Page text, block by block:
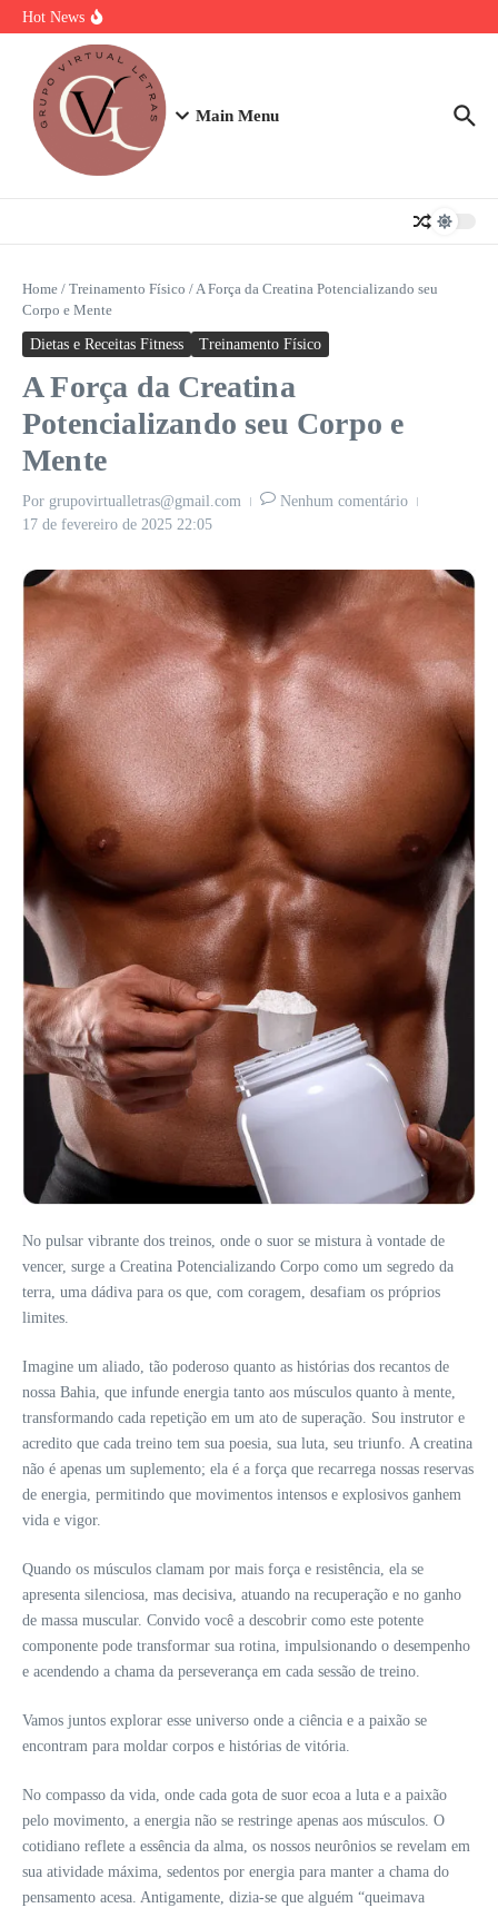
Ir para o conteúdo
Hot News
Strogonoff de frango light: A Receita Definitiva para Ganhar Massa
com Prazer
Plano de 7 Dias de Treino, Energia e Nutrição
Main Menu
Home / Treinamento Físico /A Força da Creatina Potencializando seu
Corpo e Mente
Dietas e Receitas Fitness Treinamento Físico
A Força da Creatina
Potencializando seu Corpo e
Mente
Por grupovirtualletras@gmail.com
Nenhum comentário
17 de fevereiro de 2025 22:05
No pulsar vibrante dos treinos, onde o suor se mistura à vontade de
vencer, surge a Creatina Potencializando Corpo como um segredo da
terra, uma dádiva para os que, com coragem, desafiam os próprios
limites.
Imagine um aliado, tão poderoso quanto as histórias dos recantos de
nossa Bahia, que infunde energia tanto aos músculos quanto à mente,
transformando cada repetição em um ato de superação. Sou instrutor e
acredito que cada treino tem sua poesia, sua luta, seu triunfo. A creatina
não é apenas um suplemento; ela é a força que recarrega nossas reservas
de energia, permitindo que movimentos intensos e explosivos ganhem
vida e vigor.
Quando os músculos clamam por mais força e resistência, ela se
apresenta silenciosa, mas decisiva, atuando na recuperação e no ganho
de massa muscular. Convido você a descobrir como este potente
componente pode transformar sua rotina, impulsionando o desempenho
e acendendo a chama da perseverança em cada sessão de treino.
Vamos juntos explorar esse universo onde a ciência e a paixão se
encontram para moldar corpos e histórias de vitória.
No compasso da vida, onde cada gota de suor ecoa a luta e a paixão
pelo movimento, a energia não se restringe apenas aos músculos. O
cotidiano reflete a essência da alma, os nossos neurônios se revelam em
sua atividade máxima, sedentos por energia para manter a chama do
pensamento acesa. Antigamente, dizia-se que alguém “queimava